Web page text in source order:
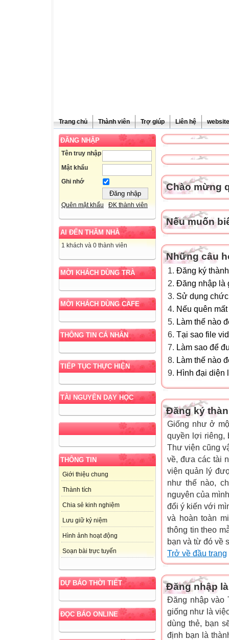
Trang chủ Thành viên Trợ giúp Liên hệ
ĐĂNG NHẬP
Tên truy nhập
Mật khẩu
Ghi nhớ
Quên mật khẩu ĐK thành viên
AI ĐẾN THĂM NHÀ
1 khách và 0 thành viên
MỜI KHÁCH DÙNG TRÀ
MỜI KHÁCH DÙNG CAFE
THÔNG TIN CÁ NHÂN
TIẾP TỤC THỰC HIỆN
TÀI NGUYÊN DẠY HỌC
THÔNG TIN
Giới thiệu chung
Thành tích
Chia sẻ kinh nghiệm
Lưu giữ kỷ niệm
Hình ảnh hoạt động
Soạn bài trực tuyến
DỰ BÁO THỜI TIẾT
ĐỌC BÁO ONLINE
Chào mừng
Nếu muốn
Những câu
Đăng ký
Đăng nhập là
Sử dụng
Nếu quên
Làm thế nào
Tại sao file
Làm sao để
Làm thế nào
Hình đại diện
Đăng ký
Giống như ở
quyền lợi riêng,
Thư viện cũng
về, đưa các tài
viện quản lý
như thế nào,
nguyên của
đổi ý kiến với
và hoàn toàn
thông tin theo
bạn và từ đó về
Trở về đầu trang
Đăng nhập
Đăng nhập vào
giống như là
dùng thẻ, bạn
định bạn là